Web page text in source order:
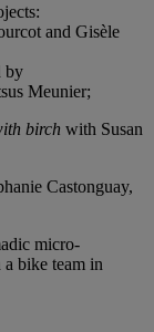
and Gisèle
by
Meunier;
birch with Susan
Castonguay,
micro-
bike team in